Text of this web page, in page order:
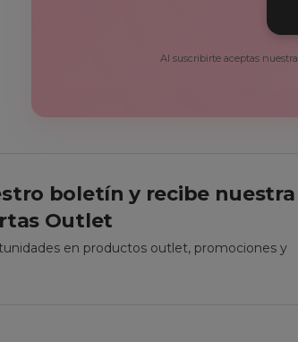
Al suscribirte aceptas nuestra
boletín y recibe nuestra
Outlet
en productos outlet, promociones y